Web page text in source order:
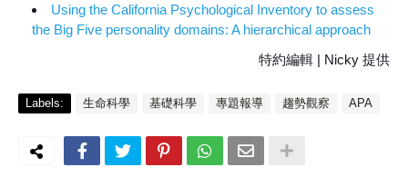
Using the California Psychological Inventory to assess
the Big Five personality domains: A hierarchical approach
特約編輯 | Nicky 提供
Labels: 生命科學 基礎科學 專題報導 趨勢觀察 APA